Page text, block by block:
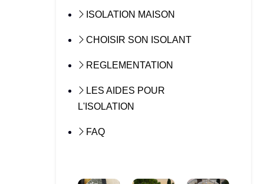
ISOLATION MAISON
CHOISIR SON ISOLANT
REGLEMENTATION
LES AIDES POUR
L'ISOLATION
FAQ